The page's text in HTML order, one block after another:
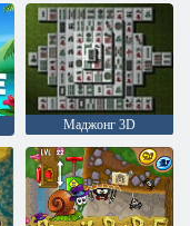
Маджонг 3D